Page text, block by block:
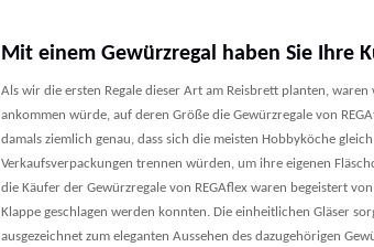
Mit einem Gewürzregal haben Sie Ihre
Als wir die ersten Regale dieser Art am Reisbrett planten,
ankommen würde, auf deren Größe die Gewürzregale von
damals ziemlich genau, dass sich die meisten Hobbyköche
Verkaufsverpackungen trennen würden, um ihre eigenen
die Käufer der Gewürzregale von REGAflex waren begeistert
Klappe geschlagen werden konnten. Die einheitlichen Gläser
ausgezeichnet zum eleganten Aussehen des dazugehörigen